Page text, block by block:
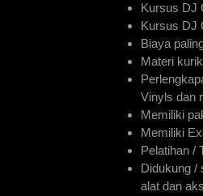
Kursus DJ
Kursus DJ
Biaya
Materi
Vinyls dan
Memiliki
Memiliki
Pelatihan /
Didukung /
alat dan